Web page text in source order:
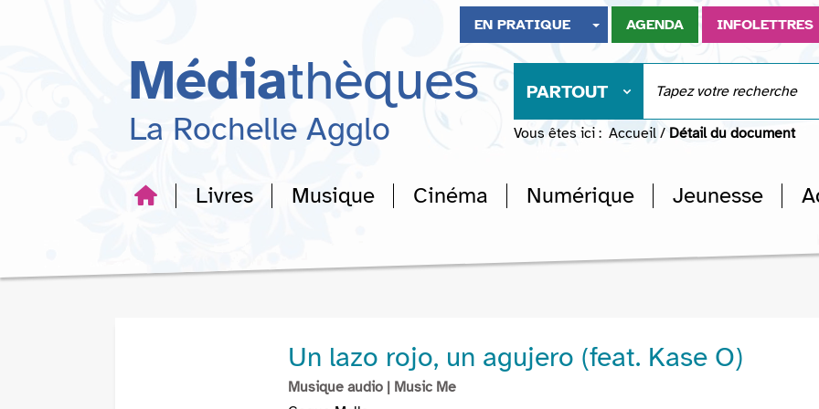
recherche
EN PRATIQUE AGENDA INFOLETTRES
Médiathèques
La Rochelle Agglo
PARTOUT
Vous êtes ici : Accueil / Détail du document
Livres Musique Cinéma Numérique Jeunesse
Un lazo rojo, un agujero (feat. Kase O)
Musique audio | Music Me